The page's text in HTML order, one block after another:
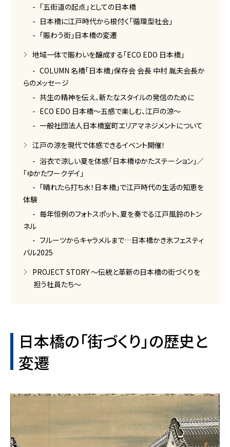
「五街道の起点」としての日本橋
日本橋に江戸時代から根付く「循環型社会」
「賑わう街」日本橋の変遷
地域一体で賑わいを醸成する「ECO EDO 日本橋」
COLUMN 名橋「日本橋」保存会 会長 中村 胤夫会長か
らのメッセージ
共生の精神を伝え、新たなスタイルの発信のために
ECO EDO 日本橋～五感で楽しむ、江戸の涼～
一般社団法人日本橋室町エリアマネジメントについて
江戸の涼を現代で体感できるイベント開催！
浴衣で涼しい夏を体感「日本橋ゆかたステーション」／
「ゆかたワークデイ」
「晴れたら打ち水！日本橋」で江戸時代の生活の知恵を
体験
毎年恒例のフォトスポット、夏を奏でる江戸風鈴のトン
ネル
フルーツからキャラメルまで…日本橋かき氷フェスティ
バル2025
PROJECT STORY ～伝統と革新の日本橋の街づくりを
担う社員たち～
日本橋の「街づくり」の歴史と
変遷